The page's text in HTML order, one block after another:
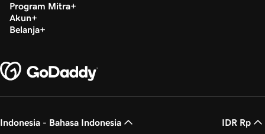
Program Mitra
Akun
Belanja
Indonesia - Bahasa Indonesia IDR Rp